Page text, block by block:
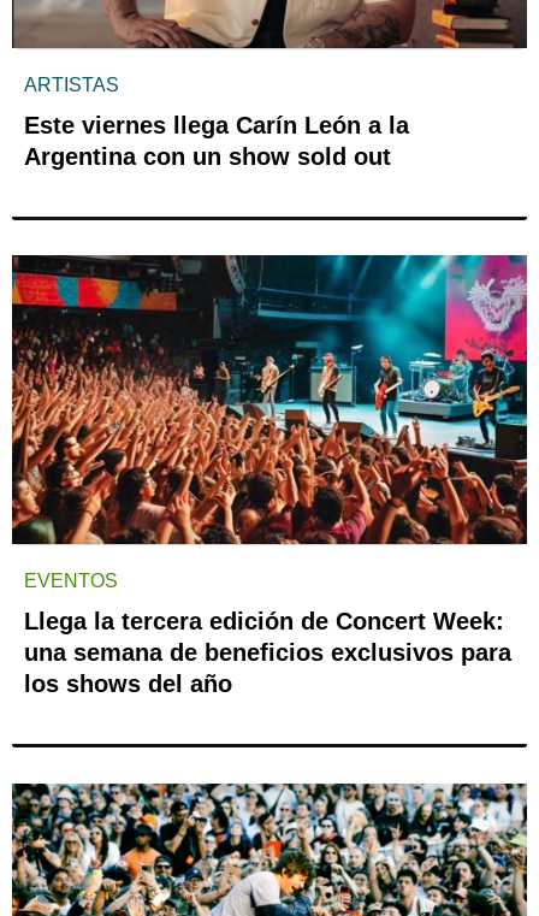
ARTISTAS
Este viernes llega Carín León a la
Argentina con un show sold out
EVENTOS
Llega la tercera edición de Concert Week:
una semana de beneficios exclusivos para
los shows del año